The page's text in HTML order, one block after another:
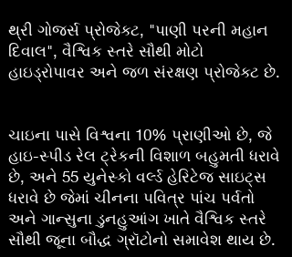
થ્રી ગોર્જ્સ પ્રોજેક્ટ, "પાણી પરની મહાન
દિવાલ", વૈશ્વિક સ્તરે સૌથી મોટો
હાઇડ્રોપાવર અને જળ સંરક્ષણ પ્રોજેક્ટ છે.
ચાઇના પાસે વિશ્વના 10% પ્રાણીઓ છે, જે
હાઇ-સ્પીડ રેલ ટ્રેકની વિશાળ બહુમતી ધરાવે
છે, અને 55 યુનેસ્કો વર્લ્ડ હેરિટેજ સાઇટ્સ
ધરાવે છે જેમાં ચીનના પવિત્ર પાંચ પર્વતો
અને ગાન્સુના ડુનહુઆંગ ખાતે વૈશ્વિક સ્તરે
સૌથી જૂના બૌદ્ધ ગ્રૉટોનો સમાવેશ થાય છે.